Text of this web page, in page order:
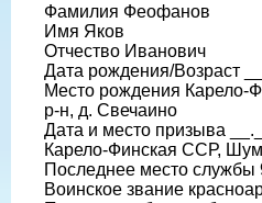
Фамилия Феофанов
Имя Яков
Отчество Иванович
Дата рождения/Возраст
Место рождения Карело-
р-н, д. Свечаино
Дата и место призыва
Карело-Финская ССР,
Последнее место службы
Воинское звание